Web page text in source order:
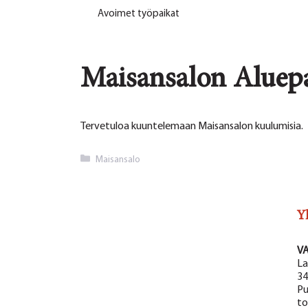
Avoimet työpaikat
Maisansalon
Tervetuloa kuuntelemaan Maisansalon kuulumisia.
Kategoriat
Maisansalo